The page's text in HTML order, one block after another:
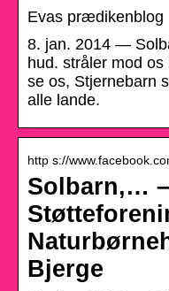
Evas prædikenblog
8. jan. 2014 —
hud. stråler mod
se os, Stjernebarn
alle lande.
http s://
Solbarn,… –
Bjerge